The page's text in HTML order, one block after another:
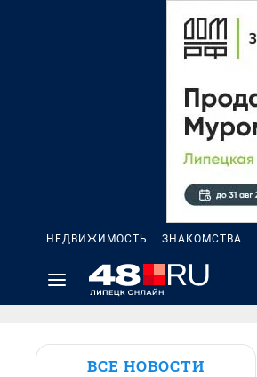
НЕДВИЖИМОСТЬ ЗНАКОМСТВА
ВСЕ НОВОСТИ